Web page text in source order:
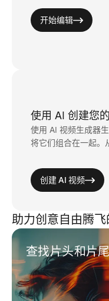
开始编辑
使用 AI 创建您
使用 AI 视频生成器
将它们组合在一起。
创建 AI 视频
助力创意自由腾飞
查找片头和片